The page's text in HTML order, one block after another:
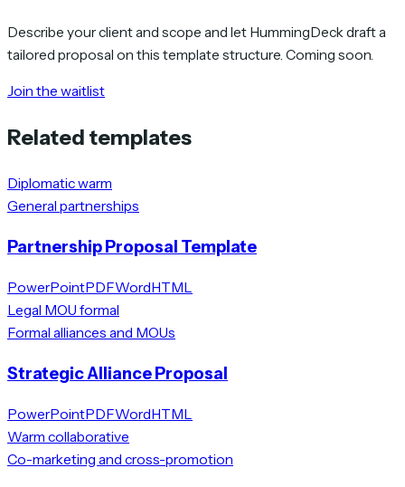
Describe your client and scope and let HummingDeck draft a
tailored proposal on this template structure. Coming soon.
Join the waitlist
Related templates
Diplomatic warm
General partnerships
Partnership Proposal Template
PowerPointPDFWordHTML
Legal MOU formal
Formal alliances and MOUs
Strategic Alliance Proposal
PowerPointPDFWordHTML
Warm collaborative
Co-marketing and cross-promotion